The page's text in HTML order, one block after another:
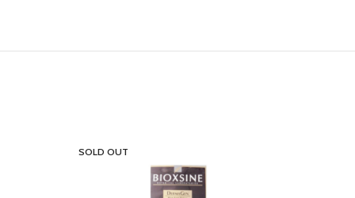
SOLD OUT